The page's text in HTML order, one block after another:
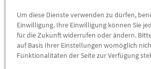
ZUM WARENKORB
Mercedes-Benz AG |
Um diese Dienste verwenden zu dürfen,
Einwilligung. Ihre Einwilligung können Sie
für die Zukunft widerrufen oder ändern.
auf Basis Ihrer Einstellungen womöglich
Funktionalitäten der Seite zur Verfügung